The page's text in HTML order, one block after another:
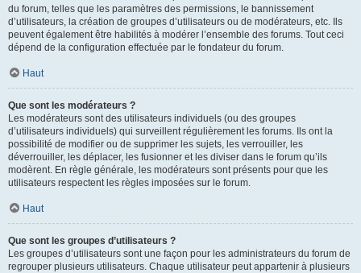
du forum, telles que les paramètres des permissions, le bannissement
d’utilisateurs, la création de groupes d’utilisateurs ou de modérateurs, etc. Ils
peuvent également être habilités à modérer l’ensemble des forums. Tout ceci
dépend de la configuration effectuée par le fondateur du forum.
Haut
Que sont les modérateurs ?
Les modérateurs sont des utilisateurs individuels (ou des groupes
d’utilisateurs individuels) qui surveillent régulièrement les forums. Ils ont la
possibilité de modifier ou de supprimer les sujets, les verrouiller, les
déverrouiller, les déplacer, les fusionner et les diviser dans le forum qu’ils
modèrent. En règle générale, les modérateurs sont présents pour que les
utilisateurs respectent les règles imposées sur le forum.
Haut
Que sont les groupes d’utilisateurs ?
Les groupes d’utilisateurs sont une façon pour les administrateurs du forum de
regrouper plusieurs utilisateurs. Chaque utilisateur peut appartenir à plusieurs